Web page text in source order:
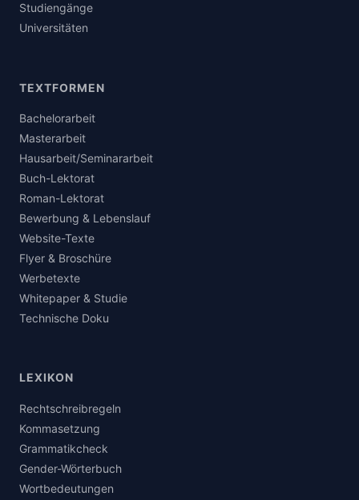
Studiengänge
Universitäten
TEXTFORMEN
Bachelorarbeit
Masterarbeit
Hausarbeit/Seminararbeit
Buch-Lektorat
Roman-Lektorat
Bewerbung & Lebenslauf
Website-Texte
Flyer & Broschüre
Werbetexte
Whitepaper & Studie
Technische Doku
LEXIKON
Rechtschreibregeln
Kommasetzung
Grammatikcheck
Gender-Wörterbuch
Wortbedeutungen